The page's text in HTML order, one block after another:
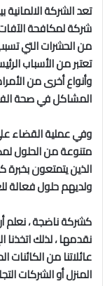
تعدالشركة
شركة لمكافحة
من الحشرات التي
تعتبر من الأسباب
وأنواع أخرى من
المشاكل في صحة
وفي عملية القضاء
متنوعة من الحلول
الذين يتمتعون
ولديهم حلول فعالة
كشركة ناضجة ، نعلم
نقدمها ، لذلك اتخذنا
عائلاتنا من
المنزل أو الشركات